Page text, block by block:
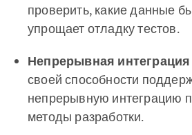
проверить, какие данные
упрощает отладку тестов.
Непрерывная интеграция
своей способности
непрерывную интеграцию
методы разработки.